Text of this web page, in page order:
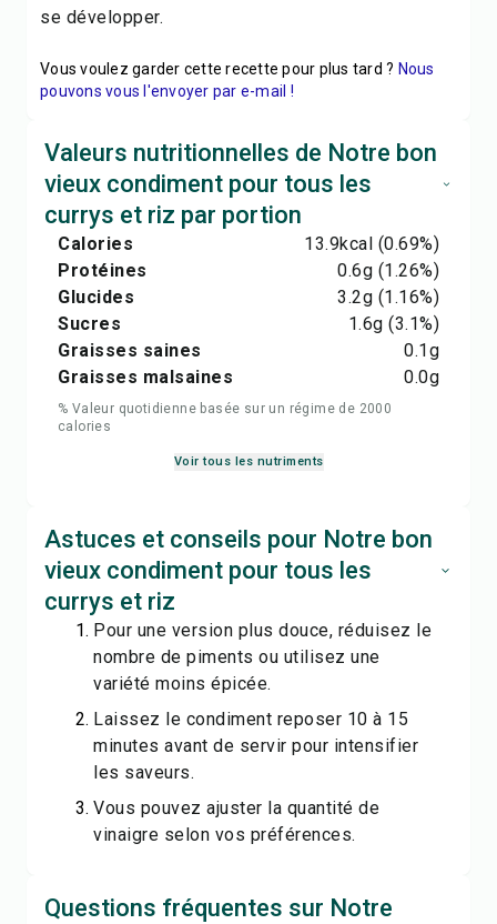
se développer.
Vous voulez garder cette recette pour plus tard ? Nous
pouvons vous l'envoyer par e-mail !
Valeurs nutritionnelles de Notre bon
vieux condiment pour tous les
currys et riz par portion
Calories 13.9kcal (0.69%)
Protéines
0.6g (1.26%)
Glucides
3.2g (1.16%)
Sucres
1.6g (3.1%)
Graisses saines
0.1g
Graisses malsaines
0.0g
% Valeur quotidienne basée sur un régime de 2000
calories
Voir tous les nutriments
Astuces et conseils pour Notre bon
vieux condiment pour tous les
currys et riz
Pour une version plus douce, réduisez le
nombre de piments ou utilisez une
variété moins épicée.
Laissez le condiment reposer 10 à 15
minutes avant de servir pour intensifier
les saveurs.
Vous pouvez ajuster la quantité de
vinaigre selon vos préférences.
Questions fréquentes sur Notre